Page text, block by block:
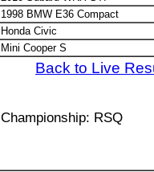
1998 BMW E36 Compact
Honda Civic
Mini Cooper S
Back to Live
Championship: RSQ